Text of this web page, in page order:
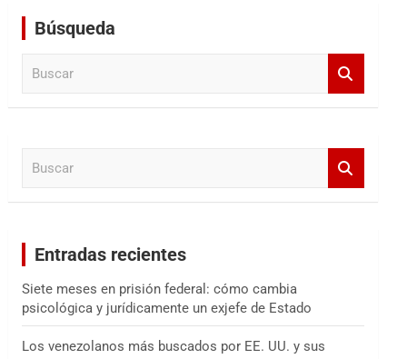
Búsqueda
Entradas recientes
Siete meses en prisión federal: cómo cambia
psicológica y jurídicamente un exjefe de Estado
Los venezolanos más buscados por EE. UU. y sus